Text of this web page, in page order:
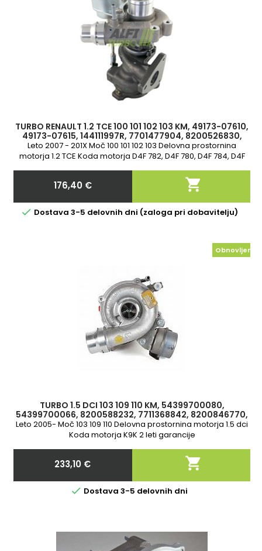
TURBO RENAULT 1.2 TCE 100 101 102 103 KM, 49173-07610,
49173-07615, 144111997R, 7701477904, 8200526830,
8200864964, 82008B4964A
Leto 2007 - 201X Moč 100 101 102 103 Delovna prostornina
motorja 1.2 TCE Koda motorja D4F 782, D4F 780, D4F 784, D4F
Cena
176,40 € 
 Dostava 3-5 delovnih dni (zaloga pri dobavitelju)
Obnovljeno
TURBO 1.5 DCI 103 109 110 KM, 54399700080,
54399700066, 8200588232, 7711368842, 8200846770,
7701478979, 8200552213
Leto 2005- Moč 103 109 110 Delovna prostornina motorja 1.5 dci
Koda motorja K9K 2 leti garancije
Cena
233,10 € 
 Dostava 3-5 delovnih dni